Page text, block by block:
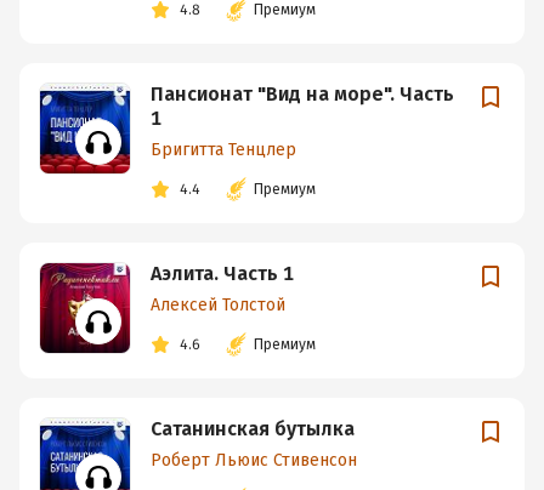
4.8 Премиум
Пансионат "Вид на море". Часть
1
Бригитта Тенцлер
4.4 Премиум
Аэлита. Часть 1
Алексей Толстой
4.6 Премиум
Сатанинская бутылка
Роберт Льюис Стивенсон